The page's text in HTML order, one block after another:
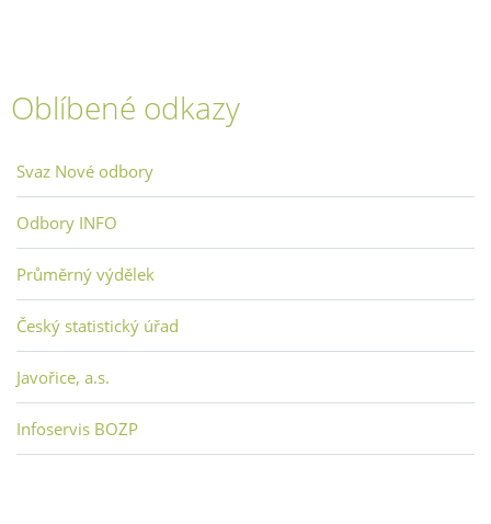
Oblíbené odkazy
Svaz Nové odbory
Odbory INFO
Průměrný výdělek
Český statistický úřad
Javořice, a.s.
Infoservis BOZP